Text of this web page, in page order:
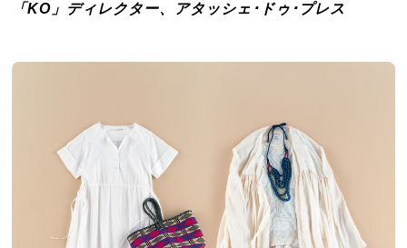
「KO」ディレクター、アタッシェ･ドゥ･プレス